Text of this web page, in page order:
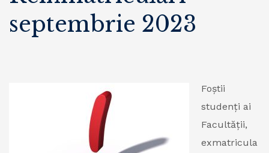
septembrie 2023
Foștii
studenți ai
Facultății,
exmatricula